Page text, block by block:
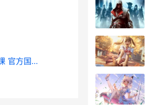
官方国家中小学网络云平台不收费网课 官方国家中小学网络云平台免费网课